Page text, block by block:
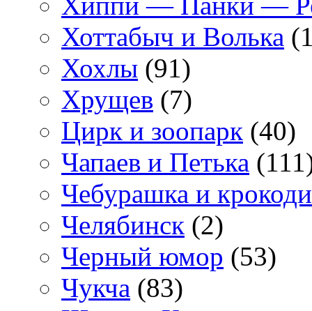
Хоттабыч и Волька
Хохлы (91)
Хрущев (7)
Цирк и зоопарк (40)
Чапаев и Петька
Чебурашка и
Челябинск (2)
Черный юмор (53)
Чукча (83)